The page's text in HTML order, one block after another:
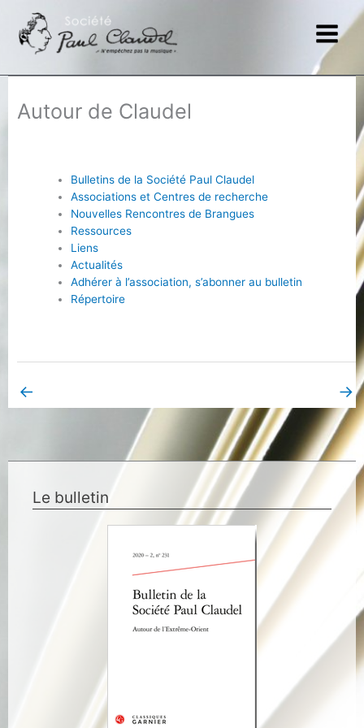
contenu
Autour de Claudel
Bulletins de la Société Paul Claudel
Associations et Centres de recherche
Nouvelles Rencontres de Brangues
Ressources
Liens
Actualités
Adhérer à l’association, s’abonner au bulletin
Répertoire
← →
Le bulletin